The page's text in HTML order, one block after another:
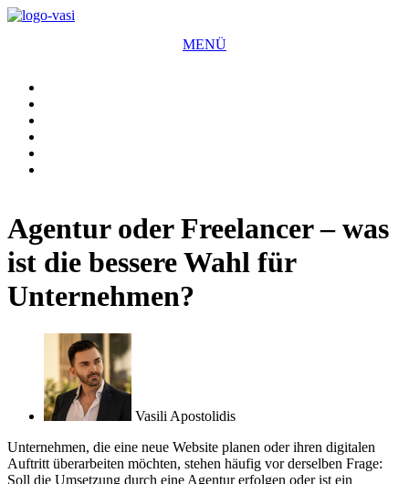
Zum
MENÜ
Agentur oder Freelancer – was
ist die bessere Wahl für
Unternehmen?
Vasili Apostolidis
Unternehmen, die eine neue Website planen oder ihren digitalen
Auftritt überarbeiten möchten, stehen häufig vor derselben Frage:
Soll die Umsetzung durch eine Agentur erfolgen oder ist ein